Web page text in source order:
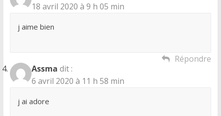
18 avril 2020 à 9 h 05 min
j aime bien
Répondre
Assma dit :
6 avril 2020 à 11 h 58 min
j ai adore